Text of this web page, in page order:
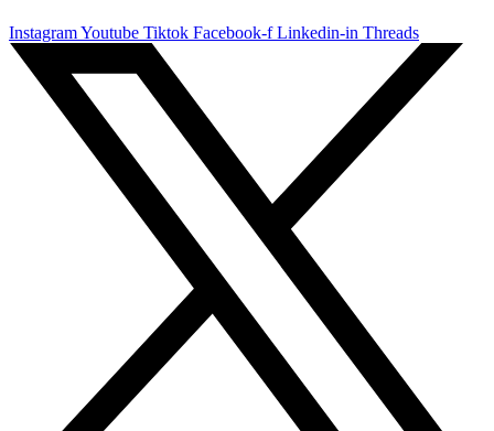
InstagramYoutube Tiktok Facebook-f Linkedin-in Threads